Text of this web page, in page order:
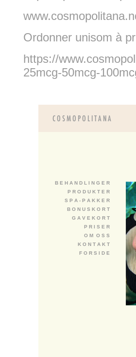
Ordonner unisom à
https://
25mcg-50mcg-
B E H A N D L I N G E R
P R O D U K T E R
S P A - P A K K E R
B O N U S K O R T
G A V E K O R T
P R I S E R
O M O S S
K O N T A K T
F O R S I D E